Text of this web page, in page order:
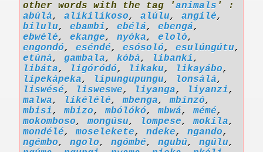
other words with the tag 'animals ' :
abúlá, alíkilíkoso, alúlu, angilé,
bilulu, ebambi, ebélá, ebengá,
ebwélé, ekange, nyóka, eloló,
engondó, eséndé, esósoló, esulúngútu,
etúná, gambala, kóbá, libanki,
libáta, ligóródó, likaku, likayábo,
lipekápeka, lipungupungu, lonsálá,
liswésé, lisweswe, liyanga, liyanzi,
malwa, likélélé,mbenga,mbínzó,
mbisi,mbizo,mbólókó,mbwá,mémé,
mokomboso,mongúsu, lompese,mokila,
mondélé,moselekete, ndeke, ngando,
ngémbo, ngolo, ngómbé, ngubú, ngúlu,